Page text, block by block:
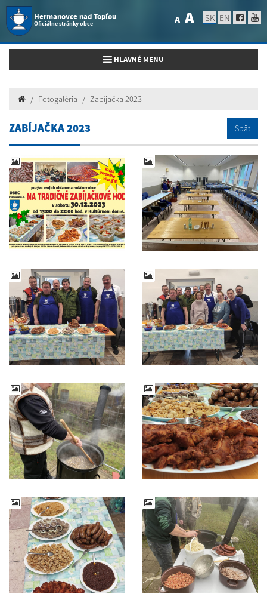
Hermanovce nad Topľou
Oficiálne stránky obce A A SK EN
Toggle navigation
HLAVNÉ MENU
Fotogaléria Zabíjačka 2023
ZABÍJAČKA 2023 Späť